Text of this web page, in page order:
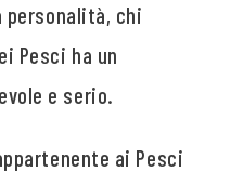
personalità, chi
Pesci ha un
e serio.
ai Pesci